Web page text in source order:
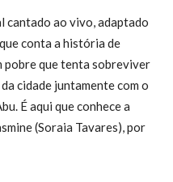
cantado ao vivo, adaptado
conta a história de
pobre que tenta sobreviver
cidade juntamente com o
É aqui que conhece a
(Soraia Tavares), por